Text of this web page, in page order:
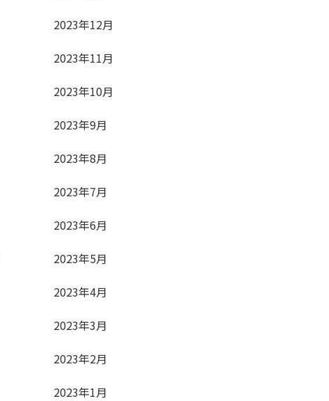
2023年12月
2023年11月
2023年10月
2023年9月
2023年8月
2023年7月
2023年6月
2023年5月
2023年4月
2023年3月
2023年2月
2023年1月